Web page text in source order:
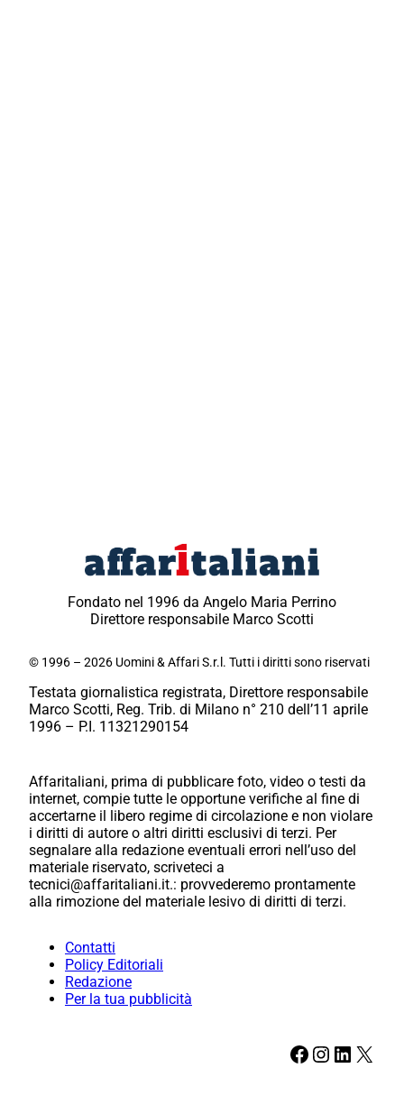
Fondato nel 1996 da Angelo Maria Perrino
Direttore responsabile Marco Scotti
© 1996 – 2026 Uomini & Affari S.r.l. Tutti i diritti sono riservati
Testata giornalistica registrata, Direttore responsabile
Marco Scotti, Reg. Trib. di Milano n° 210 dell’11 aprile
1996 – P.I. 11321290154
Affaritaliani, prima di pubblicare foto, video o testi da
internet, compie tutte le opportune verifiche al fine di
accertarne il libero regime di circolazione e non violare
i diritti di autore o altri diritti esclusivi di terzi. Per
segnalare alla redazione eventuali errori nell’uso del
materiale riservato, scriveteci a
tecnici@affaritaliani.it.: provvederemo prontamente
alla rimozione del materiale lesivo di diritti di terzi.
Contatti
Policy Editoriali
Redazione
Per la tua pubblicità
Facebook Instagram LinkedIn X